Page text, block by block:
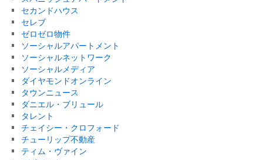
セカンドハウス
セレブ
ゼロゼロ物件
ソーシャルアパートメント
ソーシャルネットワーク
ソーシャルメディア
ダイヤモンドオンライン
タウンニュース
ダニエル・ブリュール
タレント
チェイシー・クロフォード
チューリップ不動産
ティム・ヴァイン